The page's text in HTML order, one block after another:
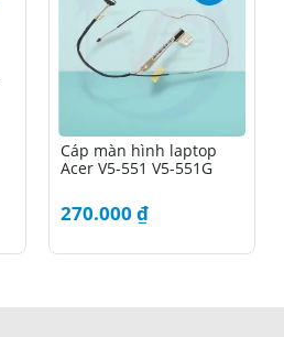
Cáp màn hình laptop
Acer V5-551 V5-551G
270.000 ₫